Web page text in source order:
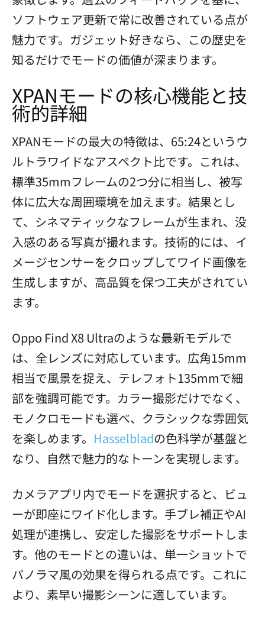
ソフトウェア更新で常に改善されている点が
魅力です。ガジェット好きなら、この歴史を
知るだけでモードの価値が深まります。
XPANモードの核心機能と技
術的詳細
XPANモードの最大の特徴は、65:24というウ
ルトラワイドなアスペクト比です。これは、
標準35mmフレームの2つ分に相当し、被写
体に広大な周囲環境を加えます。結果とし
て、シネマティックなフレームが生まれ、没
入感のある写真が撮れます。技術的には、イ
メージセンサーをクロップしてワイド画像を
生成しますが、高品質を保つ工夫がされてい
ます。
Oppo Find X8 Ultraのような最新モデルで
は、全レンズに対応しています。広角15mm
相当で風景を捉え、テレフォト135mmで細
部を強調可能です。カラー撮影だけでなく、
モノクロモードも選べ、クラシックな雰囲気
を楽しめます。 Hasselbladの色科学が基盤と
なり、自然で魅力的なトーンを実現します。
カメラアプリ内でモードを選択すると、ビュ
ーが即座にワイド化します。手ブレ補正やAI
処理が連携し、安定した撮影をサポートしま
す。他のモードとの違いは、単一ショットで
パノラマ風の効果を得られる点です。これに
より、素早い撮影シーンに適しています。